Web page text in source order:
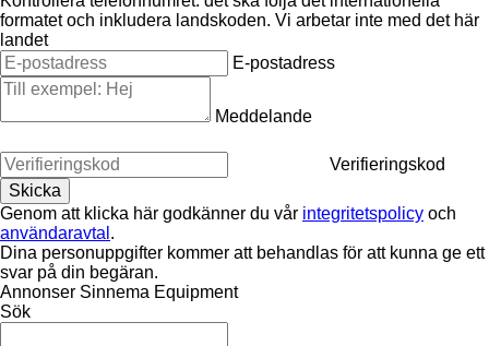
formatet och inkludera landskoden. Vi arbetar inte med det här
landet
E-postadress
Meddelande
Verifieringskod
Genom att klicka här godkänner du vår integritetspolicy och
användaravtal .
Dina personuppgifter kommer att behandlas för att kunna ge ett
svar på din begäran.
Annonser Sinnema Equipment
Sök